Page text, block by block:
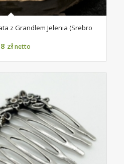
z Grandlem Jelenia (Srebro
złnetto